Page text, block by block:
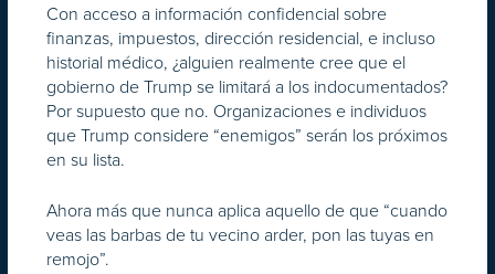
Con acceso a información confidencial sobre
finanzas, impuestos, dirección residencial, e incluso
historial médico, ¿alguien realmente cree que el
gobierno de Trump se limitará a los indocumentados?
Por supuesto que no. Organizaciones e individuos
que Trump considere “enemigos” serán los próximos
en su lista.
Ahora más que nunca aplica aquello de que “cuando
veas las barbas de tu vecino arder, pon las tuyas en
remojo”.